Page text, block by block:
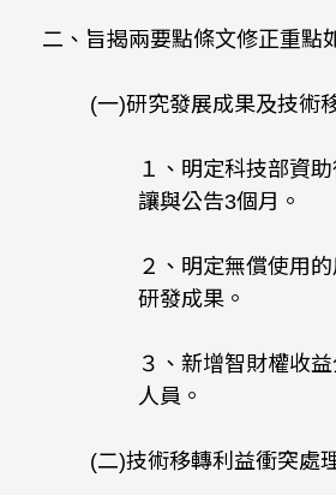
二、旨揭兩要點條文修正重點
(一)研究發展成果及技術
１、明定科技部資
讓與公告3個月。
２、明定無償使用
研發成果。
３、新增智財權收
人員。
(二)技術移轉利益衝突處